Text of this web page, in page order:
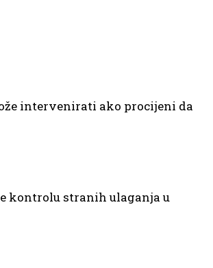
intervenirati ako procijeni da
kontrolu stranih ulaganja u